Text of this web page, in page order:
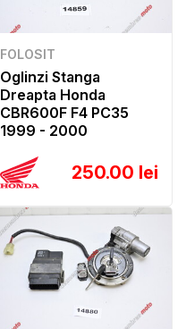
FOLOSIT
Oglinzi Stanga
Dreapta Honda
CBR600F F4 PC35
1999 - 2000
250.00 lei